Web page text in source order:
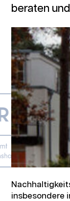
Aufstockung
Große Seestraße,
beraten
insbesondere